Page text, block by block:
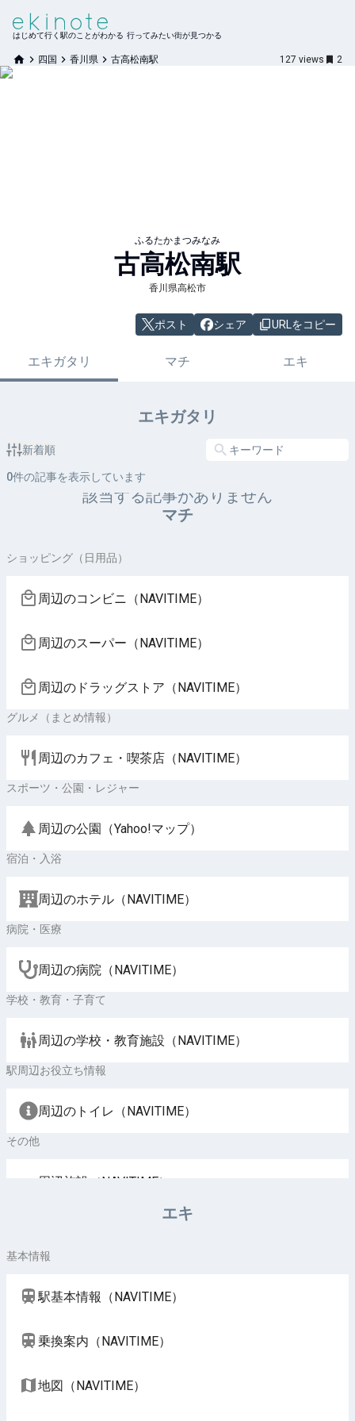
はじめて行く駅のことがわかる 行ってみたい街が見つかる
四国 香川県 古高松南駅 127 views 2
ふるたかまつみなみ
古高松南駅
香川県高松市
ポスト シェア URLをコピー
エキガタリ マチ エキ
エキガタリ
新着順
0件の記事を表示しています
該当する記事がありません
マチ
ショッピング（日用品）
周辺のコンビニ（NAVITIME）
周辺のスーパー（NAVITIME）
周辺のドラッグストア（NAVITIME）
グルメ（まとめ情報）
周辺のカフェ・喫茶店（NAVITIME）
スポーツ・公園・レジャー
周辺の公園（Yahoo!マップ）
宿泊・入浴
周辺のホテル（NAVITIME）
病院・医療
周辺の病院（NAVITIME）
学校・教育・子育て
周辺の学校・教育施設（NAVITIME）
駅周辺お役立ち情報
周辺のトイレ（NAVITIME）
その他
周辺施設（NAVITIME）
エキ
基本情報
駅基本情報（NAVITIME）
乗換案内（NAVITIME）
地図（NAVITIME）